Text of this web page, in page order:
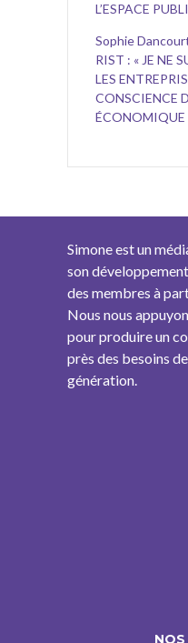
L’ESPACE
Sophie
RIST : « JE NE
LES
CONSCIENCE
ÉCONOMIQUE
Simone est un
son
des membres à
Nous nous
pour produire un
près des besoins
génération.
NOS